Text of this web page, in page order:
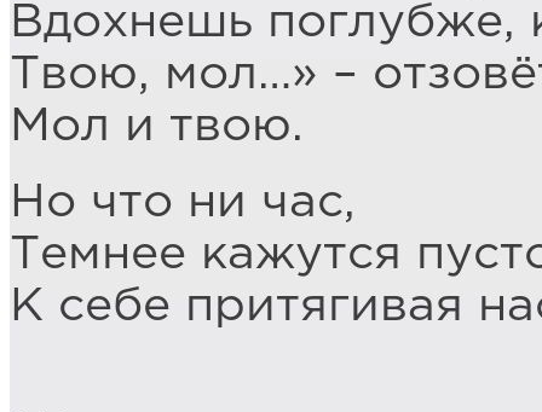
Вдохнешь поглубже,
Твою, мол…» –
Мол и твою.
Но что ни час,
Темнее кажутся
К себе притягивая